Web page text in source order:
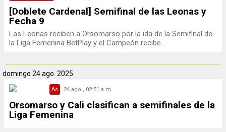
[Doblete Cardenal] Semifinal de las Leonas y
Fecha 9
Las Leonas reciben a Orsomarso por la ida de la Semifinal de
la Liga Femenina BetPlay y el Campeón recibe...
domingo 24 ago. 2025
As 24 ago., 02:51 a.m.
Orsomarso y Cali clasifican a semifinales de la
Liga Femenina